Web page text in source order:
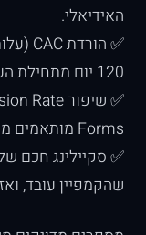
האידיאלי.
120 יום מתחילת העבודה.
Forms מותאמים מגיעים ל-15%-20% המרה.
✅ סקיילינג חכם
שהקמפיין עובד,